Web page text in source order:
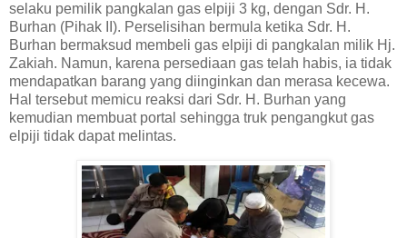
selaku pemilik pangkalan gas elpiji 3 kg, dengan Sdr. H.
Burhan (Pihak II). Perselisihan bermula ketika Sdr. H.
Burhan bermaksud membeli gas elpiji di pangkalan milik Hj.
Zakiah. Namun, karena persediaan gas telah habis, ia tidak
mendapatkan barang yang diinginkan dan merasa kecewa.
Hal tersebut memicu reaksi dari Sdr. H. Burhan yang
kemudian membuat portal sehingga truk pengangkut gas
elpiji tidak dapat melintas.